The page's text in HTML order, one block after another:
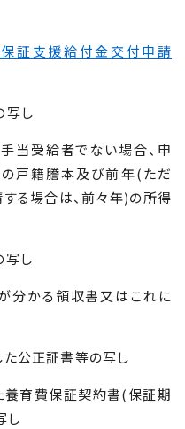
証支援給付金交付申請
写し
当受給者でない場合、申
戸籍謄本及び前年(ただ
る場合は、前々年)の所得
写し
分かる領収書又はこれに
公正証書等の写し
養育費保証契約書(保証期
し